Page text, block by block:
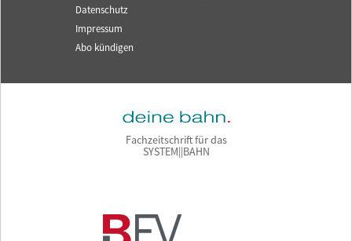
Datenschutz
Impressum
Abo kündigen
Fachzeitschrift für das
SYSTEM||BAHN